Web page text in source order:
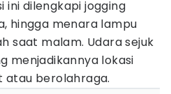
ini dilengkapi jogging
hingga menara lampu
saat malam. Udara sejuk
menjadikannya lokasi
atau berolahraga.